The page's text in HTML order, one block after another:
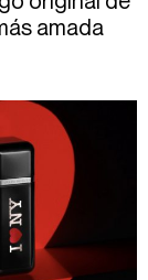
amada